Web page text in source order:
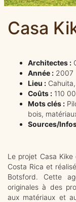
Casa
Architectes :
Année : 2007
Lieu :
Coûts : 110
Mots clés :
bois,
Sources/
Le projet Casa
Costa Rica et
Botsford. Cette
originales à des
aux matériaux et